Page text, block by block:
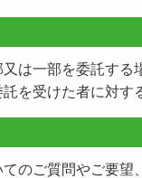
は一部を委託す
を受けた者に対す
のご質問やご要